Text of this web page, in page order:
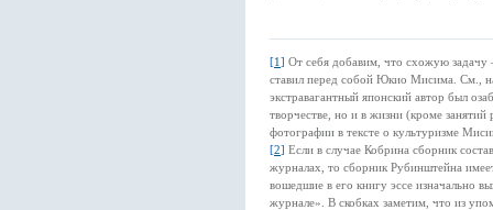
[1] От себя добавим, что схожую задачу
ставил перед собой Юкио Мисима. См.,
экстравагантный японский автор был
творчестве, но и в жизни (кроме
фотографии в тексте о культуризме
[2] Если в случае Кобрина сборник
журналах, то сборник Рубинштейна
вошедшие в его книгу эссе изначально
журнале». В скобках заметим, что из